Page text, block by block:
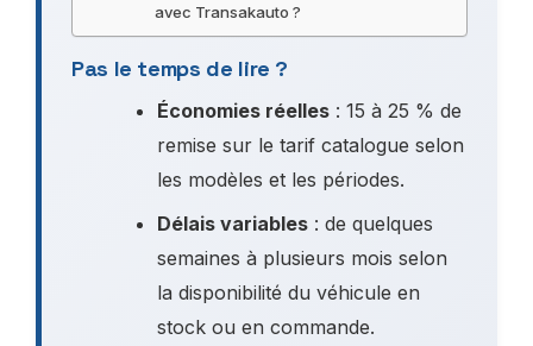
avec Transakauto ?
Pas le temps de lire ?
Économies réelles : 15 à 25 % de
remise sur le tarif catalogue selon
les modèles et les périodes.
Délais variables : de quelques
semaines à plusieurs mois selon
la disponibilité du véhicule en
stock ou en commande.